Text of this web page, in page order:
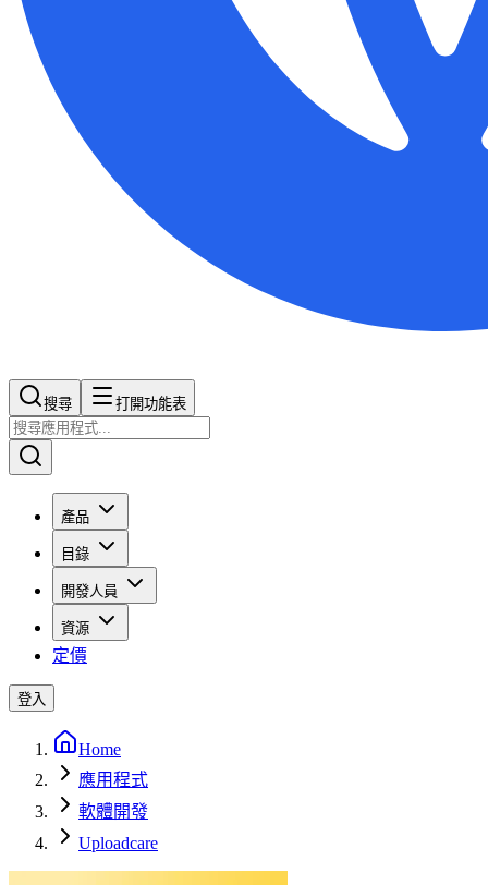
搜尋​​​​ 打開功能表
產品
目錄
開發人員
資源
定價
登入
Home
應用程式
軟體開發
Uploadcare